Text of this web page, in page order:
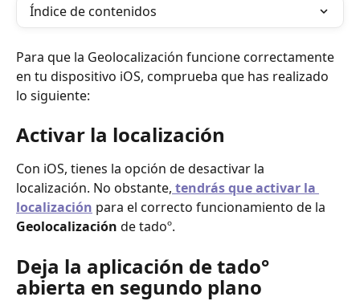
Índice de contenidos
Para que la Geolocalización funcione correctamente
en tu dispositivo iOS, comprueba que has realizado
lo siguiente:
Activar la localización
Con iOS, tienes la opción de desactivar la
localización. No obstante, tendrás que activar la
localización para el correcto funcionamiento de la
Geolocalización de tadoº.
Deja la aplicación de tado°
abierta en segundo plano